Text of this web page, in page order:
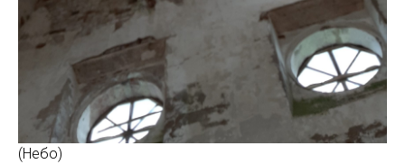
(Небо)